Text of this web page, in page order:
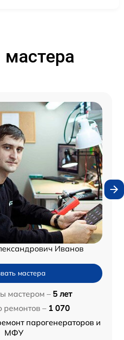
Иванов
мастера
мастером – 5 лет
– 1 070
парогенераторов и
МФУ